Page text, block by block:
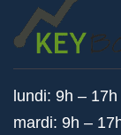
lundi: 9h – 17h
mardi: 9h –